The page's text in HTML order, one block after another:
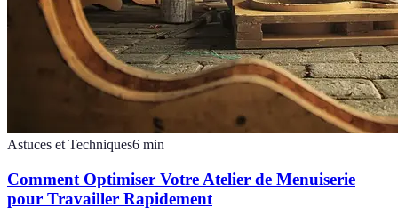
Astuces et Techniques6 min
Comment Optimiser Votre Atelier de Menuiserie
pour Travailler Rapidement